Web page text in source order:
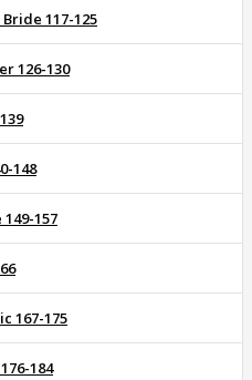
117-125
126-130
148
149-157
167-175
184